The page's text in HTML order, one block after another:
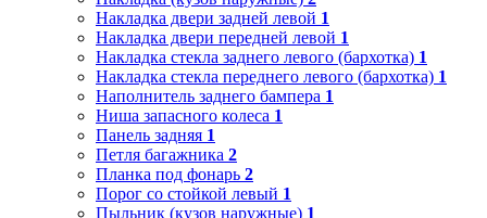
Накладка двери задней левой 1
Накладка двери передней левой 1
Накладка стекла заднего левого (бархотка) 1
Накладка стекла переднего левого (бархотка) 1
Наполнитель заднего бампера 1
Ниша запасного колеса 1
Панель задняя 1
Петля багажника 2
Планка под фонарь 2
Порог со стойкой левый 1
Пыльник (кузов наружные) 1